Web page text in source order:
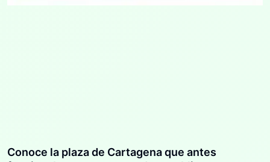
Conoce la plaza de Cartagena que antes